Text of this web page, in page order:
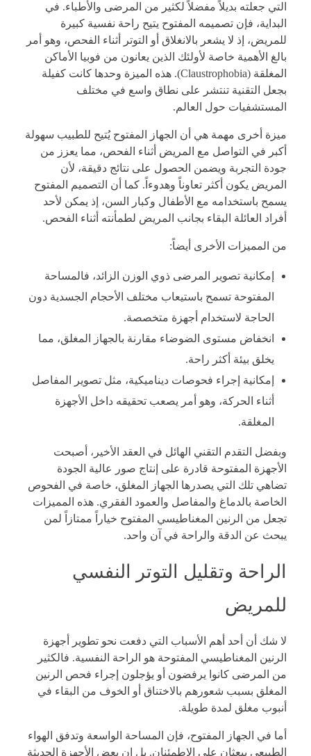
التي جعلته بديلاً مفضلاً لكثير من المرضى والأطباء. في
البداية، فإن تصميمه المفتوح يتيح راحة نفسية كبيرة
للمريض، إذ لا يشعر بالانغلاق أو التوتر أثناء الفحص، وهو أمر
بالغ الأهمية خاصة لأولئك الذين يعانون من فوبيا الأماكن
المغلقة (Claustrophobia). هذه الميزة وحدها كانت كفيلة
بجعل التقنية تنتشر على نطاق واسع في مختلف
المستشفيات حول العالم.
ميزة أخرى مهمة هي أن الجهاز المفتوح يُتيح للطبيب سهولة
أكبر في التواصل مع المريض أثناء الفحص، مما يعزز من
جودة التجربة ويضمن الحصول على نتائج دقيقة، لأن
المريض يكون أكثر تعاوناً وهدوءاً. كما أن التصميم المفتوح
يسمح باستخدامه مع الأطفال وكبار السن، إذ يمكن لأحد
أفراد العائلة البقاء بجانب المريض لطمأنته أثناء الفحص.
من المميزات الأخرى أيضاً:
إمكانية تصوير المرضى ذوي الوزن الزائد، فالمساحة
المفتوحة تسمح باستيعاب مختلف الأحجام الجسدية دون
الحاجة لاستخدام أجهزة متخصصة.
انخفاض مستوى الضوضاء مقارنة بالجهاز المغلق، مما
يخلق بيئة أكثر راحة.
إمكانية إجراء فحوصات ديناميكية، مثل تصوير المفاصل
أثناء الحركة، وهو أمر يصعب تحقيقه داخل الأجهزة
المغلقة.
وبفضل التقدم التقني الهائل في العقد الأخير، أصبحت
الأجهزة المفتوحة قادرة على إنتاج صور عالية الجودة
تضاهي تلك التي يصدرها الجهاز المغلق، خاصة في الفحوص
الخاصة بالدماغ والمفاصل والعمود الفقري. هذه المميزات
تجعل من الرنين المغناطيسي المفتوح خياراً ممتازاً لمن
يبحث عن الدقة والراحة في آن واحد.
الراحة وتقليل التوتر النفسي
للمريض
لا شك أن أحد أهم الأسباب التي دفعت نحو تطوير أجهزة
الرنين المغناطيسي المفتوحة هو الراحة النفسية. فالكثير
من المرضى كانوا يرفضون أو يؤجلون إجراء فحص الرنين
المغلق بسبب شعورهم بالاختناق أو الخوف من البقاء في
أنبوب مغلق لمدة طويلة.
أما في الجهاز المفتوح، فإن المساحة الواسعة وتدفق الهواء
الطبيعي يبعثان على الاطمئنان. بل إن بعض الأجهزة الحديثة